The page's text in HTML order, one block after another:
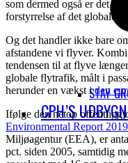
STAY
CPH’S
som dermed også er det
forstyrrelse af det globale
Og det handler ikke bare
afstandene vi flyver.
tendensen til at flyve
globale flytrafik, målt i
herunder en vækst iden
Ifølge den netop
Environmental Report 2019
Miljøagentur (EEA), er
pct. siden 2005, samtidig